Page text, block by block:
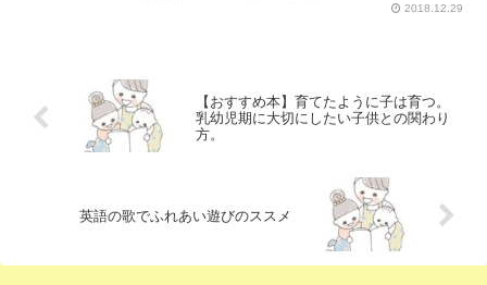
2018.12.29
【おすすめ本】育てたように子は育つ。
乳幼児期に大切にしたい子供との関わり
方。
英語の歌でふれあい遊びのススメ